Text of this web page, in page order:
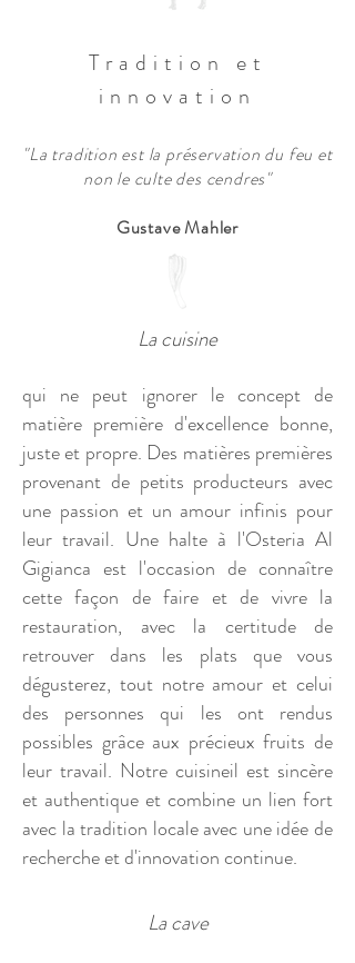
Tradition et
innovation
"La tradition est la préservation du feu et
non le culte des cendres"
Gustave Mahler
La cuisine
qui ne peut ignorer le concept de
matière première d'excellence bonne,
juste et propre. Des matières premières
provenant de petits producteurs avec
une passion et un amour infinis pour
leur travail. Une halte à l'Osteria Al
Gigianca est l'occasion de connaître
cette façon de faire et de vivre la
restauration, avec la certitude de
retrouver dans les plats que vous
dégusterez, tout notre amour et celui
des personnes qui les ont rendus
possibles grâce aux précieux fruits de
leur travail. Notre cuisineil est sincère
et authentique et combine un lien fort
avec la tradition locale avec une idée de
recherche et d'innovation continue.
La cave